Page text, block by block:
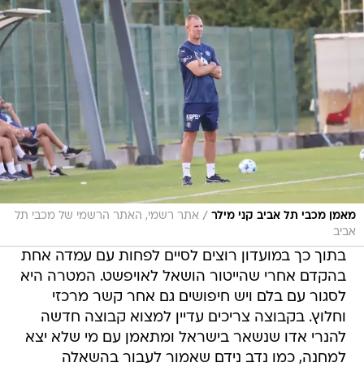
מאמן מכבי תל אביב קני מילר / אתר רשמי, האתר הרשמי של מכבי תל
אביב
בתוך כך במועדון רוצים לסיים לפחות עם עמדה אחת
בהקדם אחרי שהייטור הושאל לאויפשט. המטרה היא
לסגור עם בלם ויש חיפושים גם אחר קשר מרכזי
וחלוץ. בקבוצה צריכים עדיין למצוא קבוצה חדשה
להנרי אדו שנשאר בישראל ומתאמן עם מי שלא יצא
למחנה, כמו נדב נידם שאמור לעבור בהשאלה